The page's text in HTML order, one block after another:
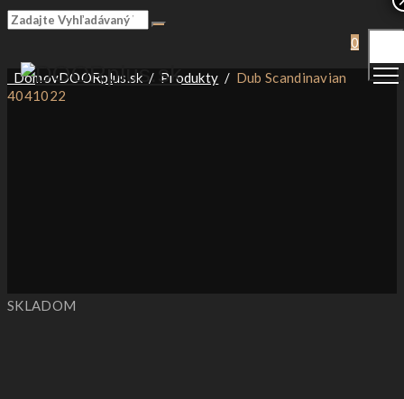
0
DomovDOORplus.sk / Produkty / Dub Scandinavian
4041022
SKLADOM